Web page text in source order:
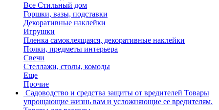
Все Стильный дом
Горшки, вазы, подставки
Декоративные наклейки
Игрушки
Пленка самоклеящаяся, декоративные наклейки
Полки, предметы интерьера
Свечи
Стеллажи, столы, комоды
Еще
Прочие
Садоводство и средства защиты от вредителей Товары
упрощающие жизнь вам и усложняющие ее вредителям.